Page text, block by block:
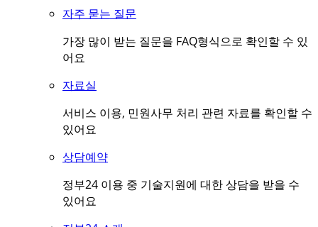
자주 묻는 질문
가장 많이 받는 질문을 FAQ형식으로 확인할 수 있
어요
자료실
서비스 이용, 민원사무 처리 관련 자료를 확인할 수
있어요
상담예약
정부24 이용 중 기술지원에 대한 상담을 받을 수
있어요